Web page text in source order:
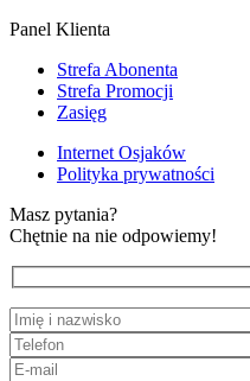
Panel Klienta
Strefa Abonenta
Strefa Promocji
Zasięg
Internet Osjaków
Polityka prywatności
Masz pytania?
Chętnie na nie odpowiemy!